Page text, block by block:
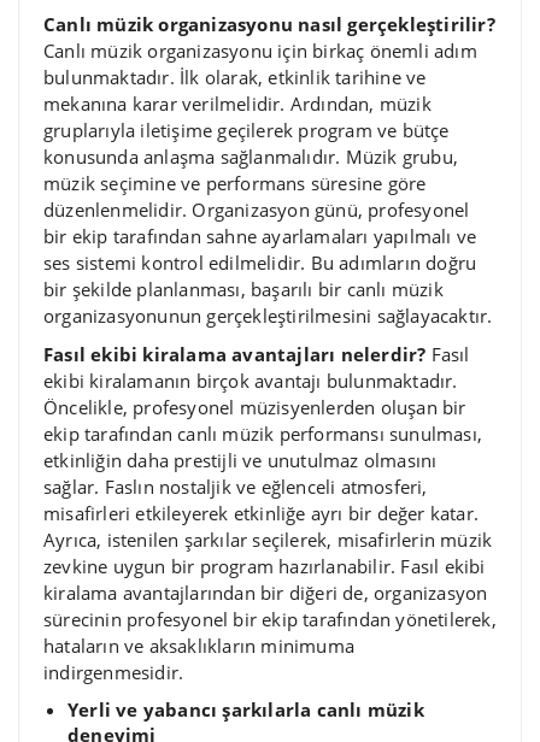
Canlı müzik organizasyonu nasıl gerçekleştirilir?
Canlı müzik organizasyonu için birkaç önemli adım
bulunmaktadır. İlk olarak, etkinlik tarihine ve
mekanına karar verilmelidir. Ardından, müzik
gruplarıyla iletişime geçilerek program ve bütçe
konusunda anlaşma sağlanmalıdır. Müzik grubu,
müzik seçimine ve performans süresine göre
düzenlenmelidir. Organizasyon günü, profesyonel
bir ekip tarafından sahne ayarlamaları yapılmalı ve
ses sistemi kontrol edilmelidir. Bu adımların doğru
bir şekilde planlanması, başarılı bir canlı müzik
organizasyonunun gerçekleştirilmesini sağlayacaktır.
Fasıl ekibi kiralama avantajları nelerdir? Fasıl
ekibi kiralamanın birçok avantajı bulunmaktadır.
Öncelikle, profesyonel müzisyenlerden oluşan bir
ekip tarafından canlı müzik performansı sunulması,
etkinliğin daha prestijli ve unutulmaz olmasını
sağlar. Faslın nostaljik ve eğlenceli atmosferi,
misafirleri etkileyerek etkinliğe ayrı bir değer katar.
Ayrıca, istenilen şarkılar seçilerek, misafirlerin müzik
zevkine uygun bir program hazırlanabilir. Fasıl ekibi
kiralama avantajlarından bir diğeri de, organizasyon
sürecinin profesyonel bir ekip tarafından yönetilerek,
hataların ve aksaklıkların minimuma
indirgenmesidir.
Yerli ve yabancı şarkılarla canlı müzik
deneyimi